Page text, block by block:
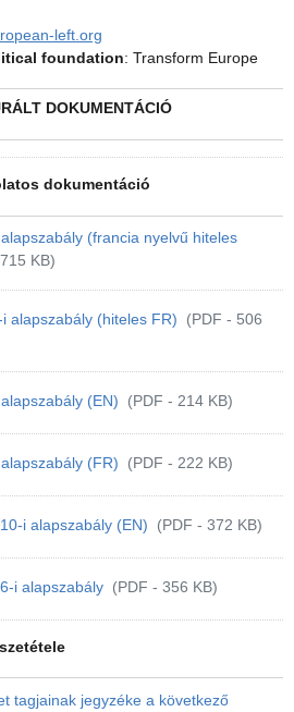
left.org
foundation: Transform Europe
DOKUMENTÁCIÓ
dokumentáció
(francia nyelvű hiteles
KB)
alapszabály (hiteles FR)
(PDF - 506
(EN) (PDF - 214 KB)
(FR) (PDF - 222 KB)
i alapszabály (EN) (PDF - 372 KB)
i alapszabály (PDF - 356 KB)
tagjainak jegyzéke a következő